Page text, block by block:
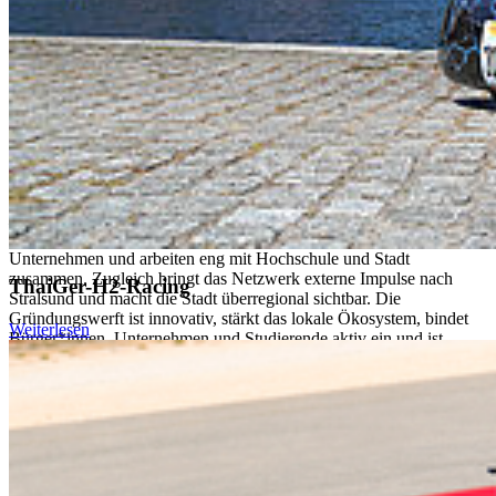
ThaiGer-H2-Racing
Weiterlesen
Unterstützer
innen in Mecklenburg-Vorpommern. Mit über 450
Mitgliedern an zwölf Standorten ist sie die größte
Gründungscommunity Norddeutschlands.
Die Hansestadt Stralsund spielt dabei eine besondere Rolle: Mit
rund 50 Mitgliedern zählt sie zu den stärksten Standorten und prägt
die Sichtbarkeit, Attraktivität und Innovationskraft der gesamten
Szene. Hier vernetzt die Gründungswerft Gründerinnen mit
Betrieben, Wissenschaft und Zivilgesellschaft, stärkt lokale
Strukturen und eröffnet neue Geschäftsfelder. Durch
Veranstaltungen, digitale Plattformen und Beratung entstehen
Kooperationen, die regionale Wertschöpfung verlängern.
Stralsunder Gründerinnen entwickeln Lösungen für lokale
Unternehmen und arbeiten eng mit Hochschule und Stadt
zusammen. Zugleich bringt das Netzwerk externe Impulse nach
Stralsund und macht die Stadt überregional sichtbar. Die
Gründungswerft ist innovativ, stärkt das lokale Ökosystem, bindet
Bürger*innen, Unternehmen und Studierende aktiv ein und ist
wirtschaftlich tragfähig. Stralsund ist einer der wichtigsten
Knotenpunkte – lokal verankert, mit überregionaler Strahlkraft.
Zivilgesellschaft: „Second-Hand-Kaufhaus – FAIR für ALLE“
SIC Stralsunder Innovation Consult GmbH